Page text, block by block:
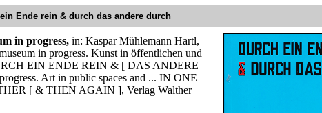
Ende rein & durch das andere durch
in progress, in: Kaspar Mühlemann Hartl,
in progress. Kunst in öffentlichen und
EIN ENDE REIN & [ DAS ANDERE
Art in public spaces and ... IN ONE
[ & THEN AGAIN ], Verlag Walther